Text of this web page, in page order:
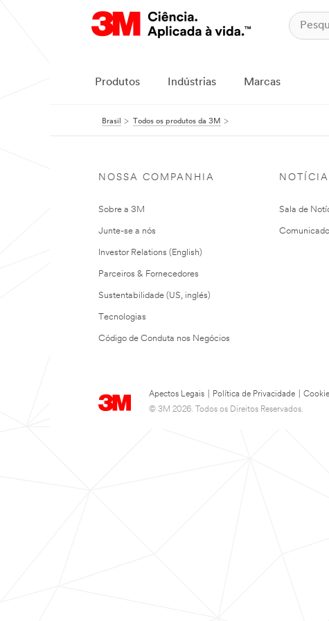
Produtos Indústrias Marcas
Brasil Todos os produtos da 3M
NOSSA COMPANHIA
Sobre a 3M
Junte-se a nós
Investor Relations (English)
Parceiros & Fornecedores
Sustentabilidade (US, inglés)
Tecnologias
Código de Conduta nos Negócios
Sala de
Apectos Legais Política de Privacidade
© 3M 2026. Todos os Direitos Reservados.